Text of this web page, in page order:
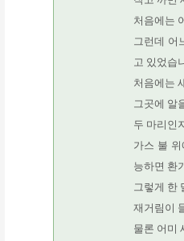
처음에는
그런데 어
고 있었습
처음에는
그곳에 알
두 마리인
가스 불
능하면 환
그렇게 한
재거림이
물론 어미